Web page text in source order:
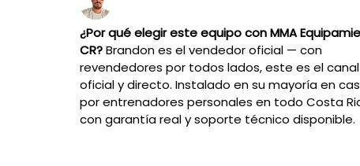
¿Por qué elegir este equipo con MMA
CR?Brandon es el vendedor oficial — con
revendedores por todos lados, este es el canal
oficial y directo. Instalado en su mayoría en
por entrenadores personales en todo Costa
con garantía real y soporte técnico disponible.